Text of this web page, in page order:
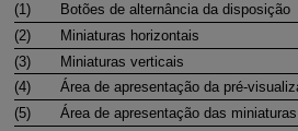
(1)
Botões de alternância da disposição
(2)
Miniaturas horizontais
(3)
Miniaturas verticais
(4)
Área de apresentação da pré-
(5)
Área de apresentação das miniaturas